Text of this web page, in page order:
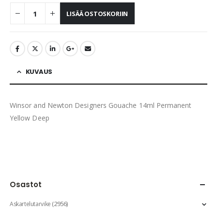
LISÄÄ OSTOSKORIIN
KUVAUS
Winsor and Newton Designers Gouache 14ml Permanent
Yellow Deep
Osastot
Askartelutarvike(2956)